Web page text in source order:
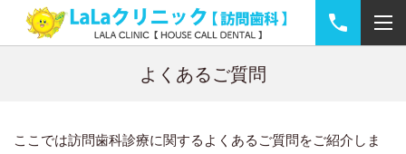
よくあるご質問
ここでは訪問歯科診療に関するよくあるご質問をご紹介しま